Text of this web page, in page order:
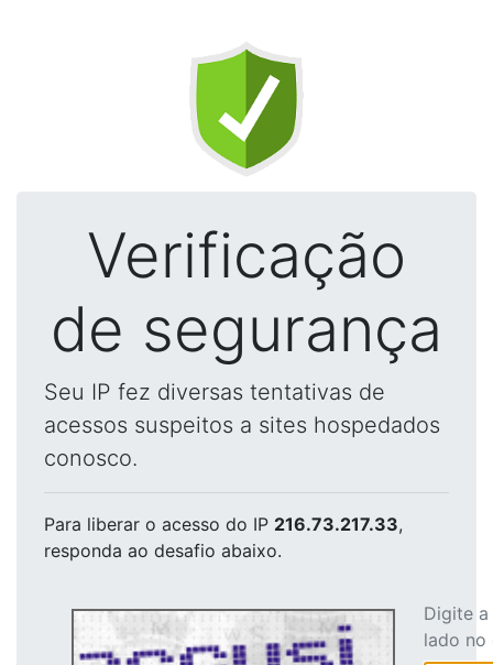
Verificação
de segurança
Seu IP fez diversas tentativas de
acessos suspeitos a sites hospedados
conosco.
Para liberar o acesso do IP 216.73.217.33,
responda ao desafio abaixo.
Digite
lado no